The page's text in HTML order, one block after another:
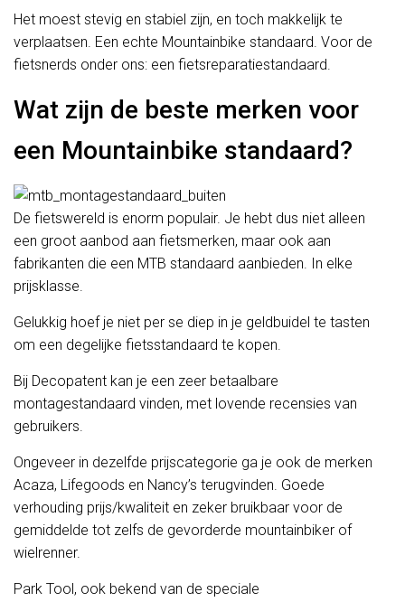
Het moest stevig en stabiel zijn, en toch makkelijk te
verplaatsen. Een echte Mountainbike standaard. Voor de
fietsnerds onder ons: een fietsreparatiestandaard.
Wat zijn de beste merken voor
een Mountainbike standaard?
De fietswereld is enorm populair. Je hebt dus niet alleen
een groot aanbod aan fietsmerken, maar ook aan
fabrikanten die een MTB standaard aanbieden. In elke
prijsklasse.
Gelukkig hoef je niet per se diep in je geldbuidel te tasten
om een degelijke fietsstandaard te kopen.
Bij Decopatent kan je een zeer betaalbare
montagestandaard vinden, met lovende recensies van
gebruikers.
Ongeveer in dezelfde prijscategorie ga je ook de merken
Acaza, Lifegoods en Nancy’s terugvinden. Goede
verhouding prijs/kwaliteit en zeker bruikbaar voor de
gemiddelde tot zelfs de gevorderde mountainbiker of
wielrenner.
Park Tool, ook bekend van de speciale